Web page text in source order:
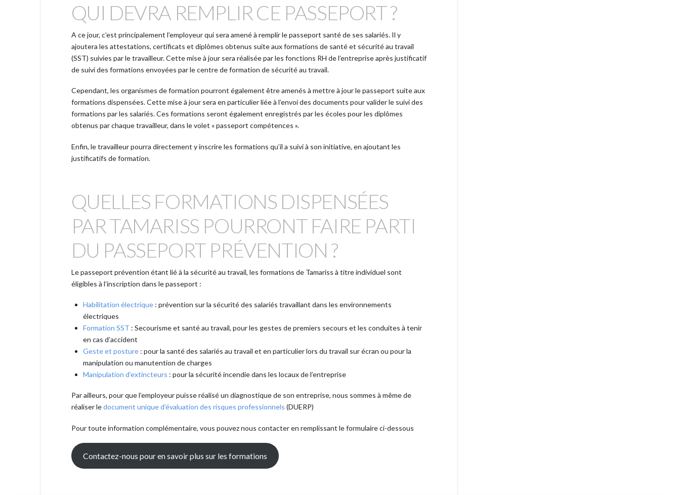
QUI DEVRA REMPLIR CE PASSEPORT ?
A ce jour, c’est principalement l’employeur qui sera amené à remplir le passeport santé de ses salariés. Il y
ajoutera les attestations, certificats et diplômes obtenus suite aux formations de santé et sécurité au travail
(SST) suivies par le travailleur. Cette mise à jour sera réalisée par les fonctions RH de l’entreprise après justificatif
de suivi des formations envoyées par le centre de formation de sécurité au travail.
Cependant, les organismes de formation pourront également être amenés à mettre à jour le passeport suite aux
formations dispensées. Cette mise à jour sera en particulier liée à l’envoi des documents pour valider le suivi des
formations par les salariés. Ces formations seront également enregistrés par les écoles pour les diplômes
obtenus par chaque travailleur, dans le volet « passeport compétences ».
Enfin, le travailleur pourra directement y inscrire les formations qu’il a suivi à son initiative, en ajoutant les
justificatifs de formation.
QUELLES FORMATIONS DISPENSÉES
PAR TAMARISS POURRONT FAIRE PARTI
DU PASSEPORT PRÉVENTION ?
Le passeport prévention étant lié à la sécurité au travail, les formations de Tamariss à titre individuel sont
éligibles à l’inscription dans le passeport :
Habilitation électrique: prévention sur la sécurité des salariés travaillant dans les environnements
électriques
Formation SST : Secourisme et santé au travail, pour les gestes de premiers secours et les conduites à tenir
en cas d’accident
Geste et posture : pour la santé des salariés au travail et en particulier lors du travail sur écran ou pour la
manipulation ou manutention de charges
Manipulation d’extincteurs : pour la sécurité incendie dans les locaux de l’entreprise
Par ailleurs, pour que l’employeur puisse réalisé un diagnostique de son entreprise, nous sommes à même de
réaliser ledocument unique d’évaluation des risques professionnels (DUERP)
Pour toute information complémentaire, vous pouvez nous contacter en remplissant le formulaire ci-dessous
Contactez-nous pour en savoir plus sur les formations